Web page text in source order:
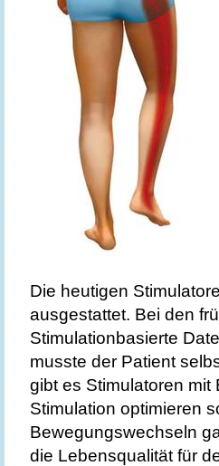
Die heutigen
ausgestattet. Bei den
Stimulationbasierte
musste der Patient
gibt es Stimulatoren
Stimulation optimieren
Bewegungswechseln
die Lebensqualität für